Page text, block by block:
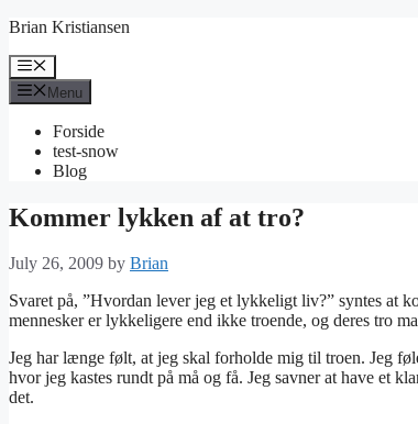
Skip
content
Brian Kristiansen
Menu
Menu
Forside
test-snow
Blog
Kommer lykken af at tro?
July 26, 2009 by Brian
Svaret på, ”Hvordan lever jeg et lykkeligt liv?” syntes at
mennesker er lykkeligere end ikke troende, og deres tro
Jeg har længe følt, at jeg skal forholde mig til troen. Jeg
hvor jeg kastes rundt på må og få. Jeg savner at have et
det.